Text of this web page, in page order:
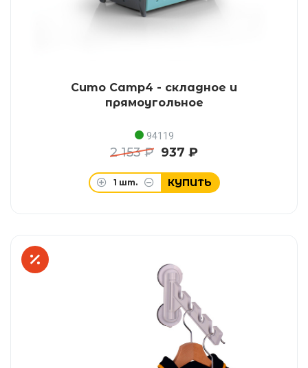
Сито Camp4 - складное и
прямоугольное
94119
2 153 ₽ 937 ₽
1 шт. КУПИТЬ